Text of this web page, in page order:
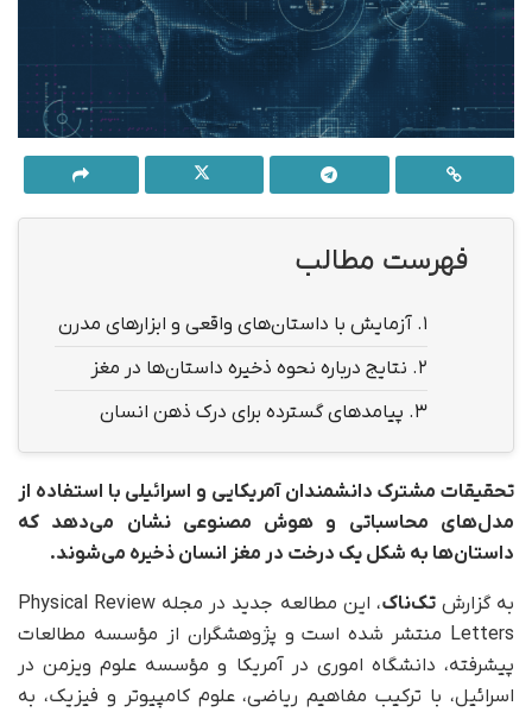
فهرست مطالب
1. آزمایش با داستان‌های واقعی و ابزارهای مدرن
2. نتایج درباره نحوه ذخیره داستان‌ها در مغز
3. پیامدهای گسترده برای درک ذهن انسان
تحقیقات مشترک دانشمندان آمریکایی و اسرائیلی با استفاده از
مدل‌های محاسباتی و هوش مصنوعی نشان می‌دهد که
داستان‌ها به شکل یک درخت در مغز انسان ذخیره می‌شوند.
به گزارشتک‌ناک
، این مطالعه جدید در مجله Physical Review
Letters منتشر شده است و پژوهشگران از مؤسسه مطالعات
پیشرفته، دانشگاه اموری در آمریکا و مؤسسه علوم ویزمن در
اسرائیل، با ترکیب مفاهیم ریاضی، علوم کامپیوتر و فیزیک، به